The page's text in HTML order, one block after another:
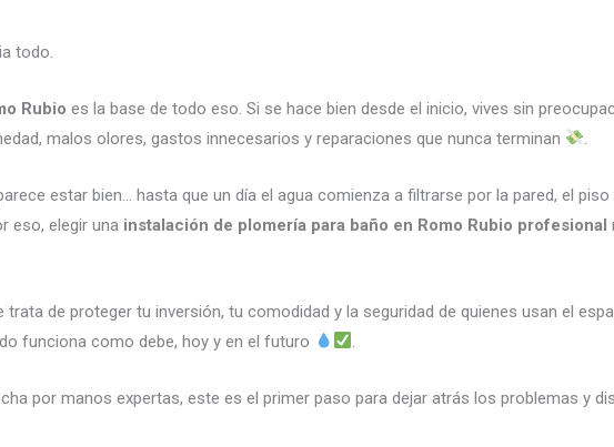
todo.
Rubio es la base de todo eso. Si se hace bien desde el inicio, vives sin
malos olores, gastos innecesarios y reparaciones que nunca terminan
estar bien… hasta que un día el agua comienza a filtrarse por la pared, el
eso, elegir una instalación de plomería para baño en Romo Rubio profesional
de proteger tu inversión, tu comodidad y la seguridad de quienes usan el
funciona como debe, hoy y en el futuro
por manos expertas, este es el primer paso para dejar atrás los problemas y